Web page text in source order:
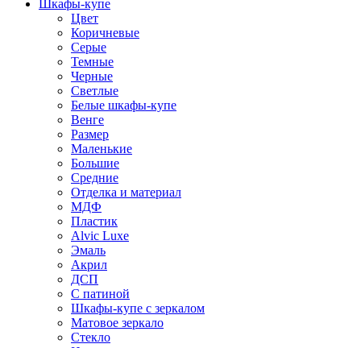
Шкафы-купе
Цвет
Коричневые
Серые
Темные
Черные
Светлые
Белые шкафы-купе
Венге
Размер
Маленькие
Большие
Средние
Отделка и материал
МДФ
Пластик
Alvic Luxe
Эмаль
Акрил
ДСП
С патиной
Шкафы-купе с зеркалом
Матовое зеркало
Стекло